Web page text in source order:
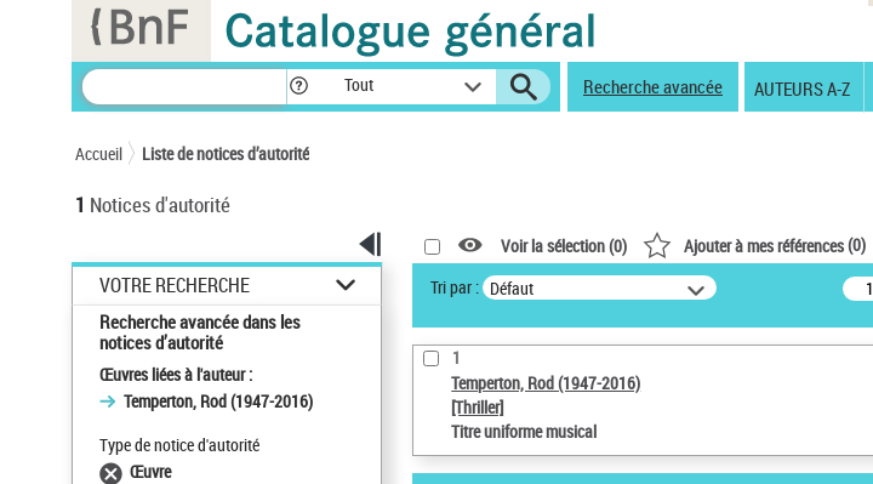
Tout Recherche avancée AUTEURS A-Z
Accueil Liste de notices d’autorité
1 Notices d'autorité
VOTRE RECHERCHE
Recherche avancée dans les
notices d’autorité
Œuvres liées à l'auteur :
Temperton, Rod (1947-2016)
Type de notice d'autorité
Œuvre
Voir la sélection (0) Ajouter à mes références(0)
Tri par : Défaut
1
Temperton, Rod (1947-2016)
[Thriller]
Titre uniforme musical
Panneau de gestion des cookies